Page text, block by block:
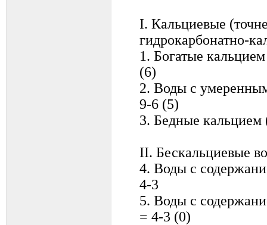
I. Кальциевые
гидрокарбонатно-
1. Богатые
(6)
2. Воды с
9-6 (5)
3. Бедные
II. Бескальциевые
4. Воды с
4-3
5. Воды с
= 4-3 (0)